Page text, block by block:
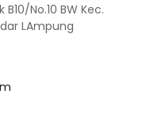
No.10 BW Kec.
LAmpung